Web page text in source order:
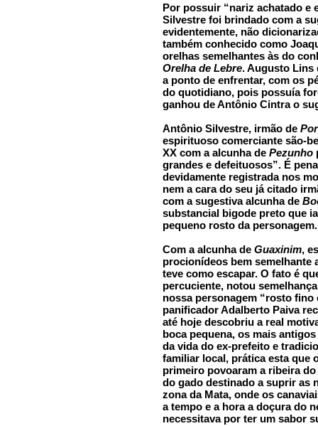
Por possuir “nariz achatado e
Silvestre foi brindado com a
evidentemente, não
também conhecido como
orelhas semelhantes às do
Orelha de Lebre. Augusto Lins
a ponto de enfrentar, com os
do quotidiano, pois possuía
ganhou de Antônio Cintra o
Antônio Silvestre, irmão de
espirituoso comerciante são-
XX com a alcunha de Pezunho
grandes e defeituosos”. É
devidamente registrada nos
nem a cara do seu já citado
com a sugestiva alcunha de
substancial bigode preto que
pequeno rosto da personagem.
Com a alcunha de Guaxinim,
procionídeos bem semelhante
teve como escapar. O fato é
percuciente, notou
nossa personagem “rosto
panificador Adalberto Paiva
até hoje descobriu a real
boca pequena, os mais
da vida do ex-prefeito e
familiar local, prática esta que
primeiro povoaram a ribeira
do gado destinado a suprir as
zona da Mata, onde os
a tempo e a hora a doçura do
necessitava por ter um sabor